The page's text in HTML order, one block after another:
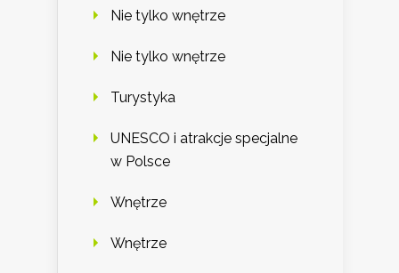
Nie tylko wnętrze
Nie tylko wnętrze
Turystyka
UNESCO i atrakcje specjalne
w Polsce
Wnętrze
Wnętrze